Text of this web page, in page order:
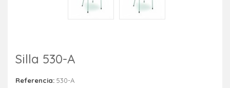
Silla 530-A
Referencia: 530-A